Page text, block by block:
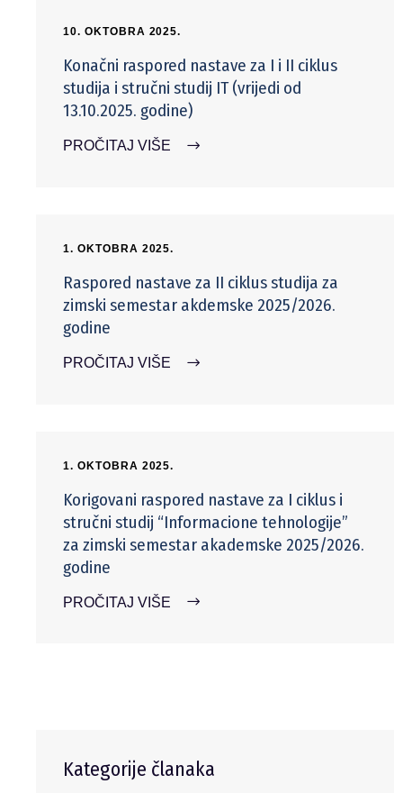
10. OKTOBRA 2025.
Konačni raspored nastave za I i II ciklus
studija i stručni studij IT (vrijedi od
13.10.2025. godine)
PROČITAJ VIŠE
1. OKTOBRA 2025.
Raspored nastave za II ciklus studija za
zimski semestar akdemske 2025/2026.
godine
PROČITAJ VIŠE
1. OKTOBRA 2025.
Korigovani raspored nastave za I ciklus i
stručni studij “Informacione tehnologije”
za zimski semestar akademske 2025/2026.
godine
PROČITAJ VIŠE
Kategorije članaka